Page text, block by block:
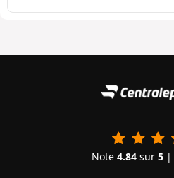
Note 4.84 sur 5 |